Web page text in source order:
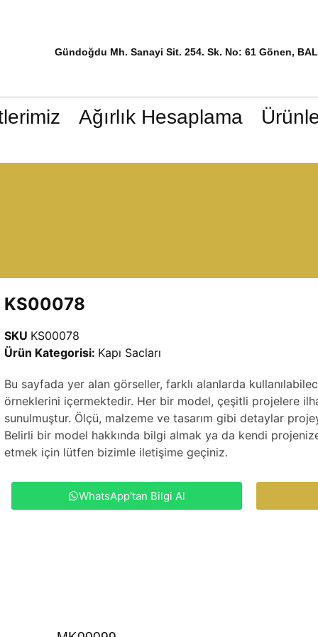
Gündoğdu Mh. Sanayi Sit. 254. Sk. No: 61 Gönen,
Ağırlık Hesaplama
KS00078
SKU KS00078
Ürün Kategorisi: Kapı Sacları
Bu sayfada yer alan görseller, farklı alanlarda
örneklerini içermektedir. Her bir model, çeşitli projelere
sunulmuştur. Ölçü, malzeme ve tasarım gibi detaylar
Belirli bir model hakkında bilgi almak ya da kendi
etmek için lütfen bizimle iletişime geçiniz.
WhatsApp'tan Bilgi Al